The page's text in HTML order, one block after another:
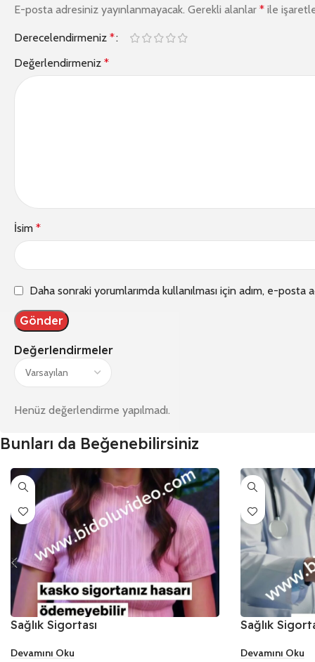
Değerlendirmeler
Henüz değerlendirme yapılmadı.
E-posta adresiniz yayınlanmayacak. Gerekli alanlar * ile
Derecelendirmeniz *
Değerlendirmeniz *
İsim *
Daha sonraki yorumlarımda kullanılması için adım, e-
Bunları da Beğenebilirsiniz
Sağlık Sigortası
Devamını Oku
Sağlık
Devamını Oku